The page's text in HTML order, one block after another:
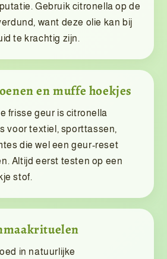
Gebruik citronella op de
want deze olie kan bij
te krachtig zijn.
en muffe hoekjes
frisse geur is citronella
voor textiel, sporttassen,
die wel een geur-reset
Altijd eerst testen op een
stof.
in natuurlijke